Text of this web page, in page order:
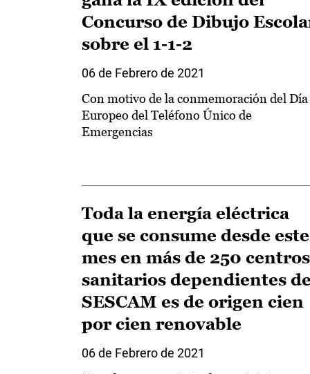
Concurso de Dibujo
sobre el 1-1-2
06 de Febrero de 2021
Con motivo de la conmemoración del Día
Europeo del Teléfono Único de
Emergencias
Toda la energía eléctrica
que se consume desde este
mes en más de 250 centros
sanitarios dependientes
SESCAM es de origen cien
por cien renovable
06 de Febrero de 2021